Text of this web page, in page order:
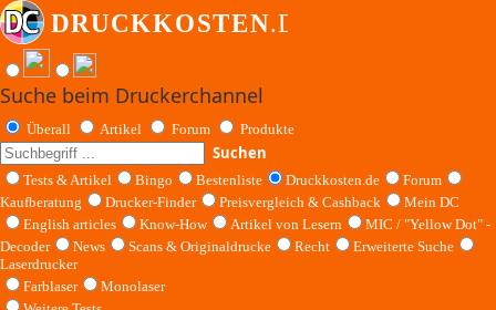
Suche beim Druckerchannel
Überall Artikel Forum Produkte
Suchen
Tests & Artikel Bingo Bestenliste Druckkosten.de
Forum
Kaufberatung
Drucker-Finder Preisvergleich & Cashback
Mein DC
English articles
Know-How Artikel von Lesern
MIC / "Yellow Dot" -
Decoder
News Scans & Originaldrucke Recht
Erweiterte Suche
Laserdrucker
Farblaser
Monolaser